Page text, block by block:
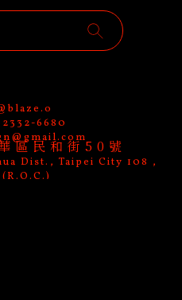
6680
區民和街50號
Dist., Taipei City 108 ,